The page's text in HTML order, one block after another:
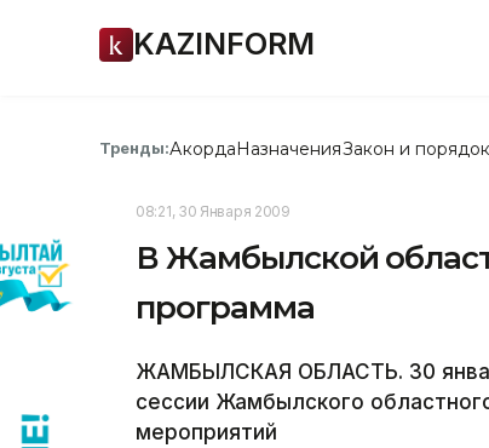
KAZINFORM
Тренды:АкордаНазначенияЗакон и порядок
08:21, 30 Января 2009
В Жамбылской
программа
ЖАМБЫЛСКАЯ ОБЛАСТЬ. 30
сессии Жамбылского
мероприятий